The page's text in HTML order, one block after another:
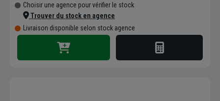
Choisir une agence pour vérifier le stock
Trouver du stock en agence
Livraison disponible selon stock agence